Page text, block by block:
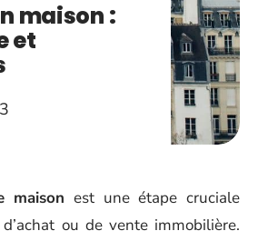
maison :
et
maison est une étape cruciale
ou de vente immobilière.